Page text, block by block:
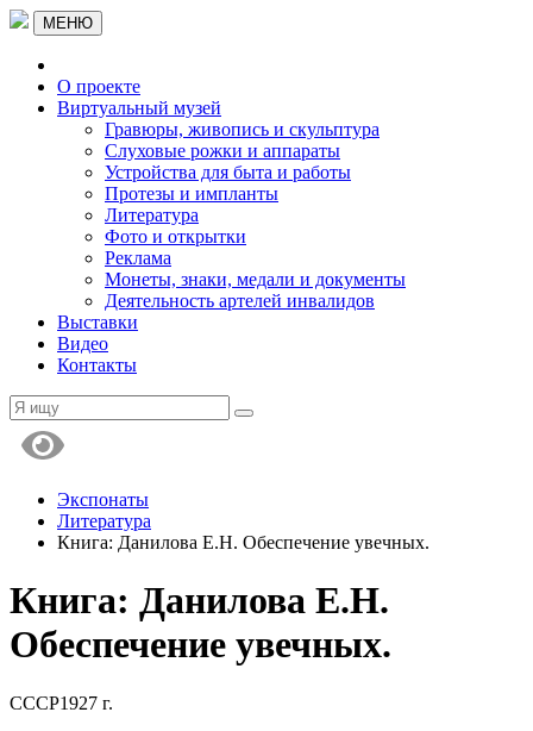
МЕНЮ
О проекте
Виртуальный музей
Гравюры, живопись и скульптура
Слуховые рожки и аппараты
Устройства для быта и работы
Протезы и импланты
Литература
Фото и открытки
Реклама
Монеты, знаки, медали и документы
Деятельность артелей инвалидов
Выставки
Видео
Контакты
Экспонаты
Литература
Книга: Данилова Е.Н. Обеспечение увечных.
Книга: Данилова Е.Н.
Обеспечение увечных.
СССР1927 г.